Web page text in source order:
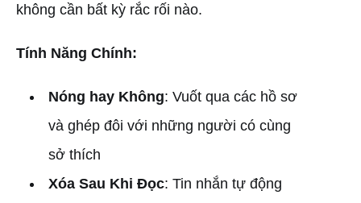
không cần bất kỳ rắc rối nào.
Tính Năng Chính:
Nóng hay Không: Vuốt qua các hồ sơ
và ghép đôi với những người có cùng
sở thích
Xóa Sau Khi Đọc: Tin nhắn tự động